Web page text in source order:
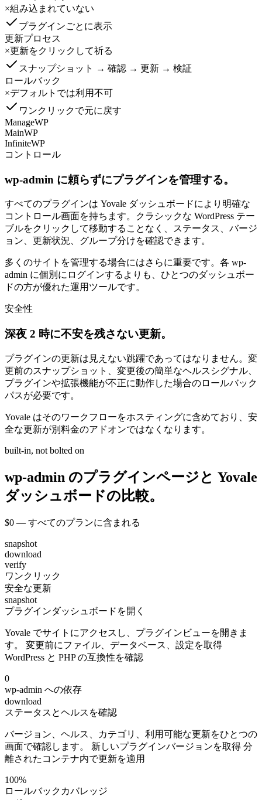
×組み込まれていない
プラグインごとに表示
更新プロセス
×更新をクリックして祈る
スナップショット → 確認 → 更新 → 検証
ロールバック
×デフォルトでは利用不可
ワンクリックで元に戻す
ManageWP
MainWP
InfiniteWP
コントロール
wp-admin に頼らずにプラグインを管理する。
すべてのプラグインは Yovale ダッシュボードにより明確な
コントロール画面を持ちます。クラシックな WordPress テー
ブルをクリックして移動することなく、ステータス、バージ
ョン、更新状況、グループ分けを確認できます。
多くのサイトを管理する場合にはさらに重要です。各 wp-
admin に個別にログインするよりも、ひとつのダッシュボー
ドの方が優れた運用ツールです。
安全性
深夜 2 時に不安を残さない更新。
プラグインの更新は見えない跳躍であってはなりません。変
更前のスナップショット、変更後の簡単なヘルスシグナル、
プラグインや拡張機能が不正に動作した場合のロールバック
パスが必要です。
Yovale はそのワークフローをホスティングに含めており、安
全な更新が別料金のアドオンではなくなります。
built-in, not bolted on
wp-admin のプラグインページと Yovale
ダッシュボードの比較。
$0 — すべてのプランに含まれる
snapshot
download
verify
ワンクリック
安全な更新
snapshot
プラグインダッシュボードを開く
Yovale でサイトにアクセスし、プラグインビューを開きま
す。 変更前にファイル、データベース、設定を取得
WordPress と PHP の互換性を確認
0
wp-admin への依存
download
ステータスとヘルスを確認
バージョン、ヘルス、カテゴリ、利用可能な更新をひとつの
画面で確認します。 新しいプラグインバージョンを取得 分
離されたコンテナ内で更新を適用
100%
ロールバックカバレッジ